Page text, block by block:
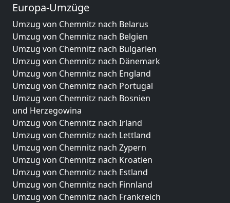
Europa-Umzüge
Umzug von Chemnitz nach Belarus
Umzug von Chemnitz nach Belgien
Umzug von Chemnitz nach Bulgarien
Umzug von Chemnitz nach Dänemark
Umzug von Chemnitz nach England
Umzug von Chemnitz nach Portugal
Umzug von Chemnitz nach Bosnien
und Herzegowina
Umzug von Chemnitz nach Irland
Umzug von Chemnitz nach Lettland
Umzug von Chemnitz nach Zypern
Umzug von Chemnitz nach Kroatien
Umzug von Chemnitz nach Estland
Umzug von Chemnitz nach Finnland
Umzug von Chemnitz nach Frankreich